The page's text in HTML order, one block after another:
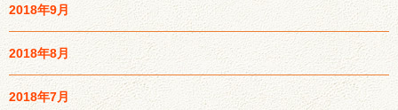
2018年9月
2018年8月
2018年7月